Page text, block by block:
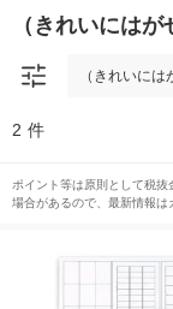
（きれいには
（きれいに
2 件
ポイント等は原則として税
場合があるので、最新情報は